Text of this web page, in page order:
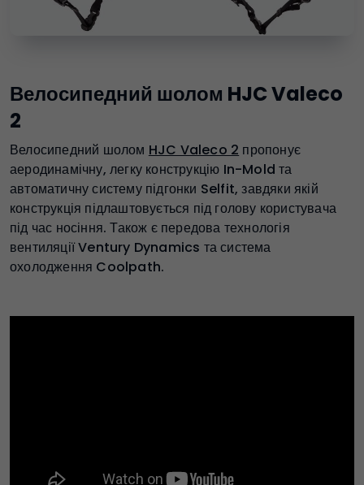
Велосипедний шолом HJC Valeco
2
Велосипедний шолом HJC Valeco 2 пропонує
аеродинамічну, легку конструкцію In-Mold та
автоматичну систему підгонки Selfit, завдяки якій
конструкція підлаштовується під голову користувача
під час носіння. Також є передова технологія
вентиляції Ventury Dynamics та система
охолодження Coolpath.